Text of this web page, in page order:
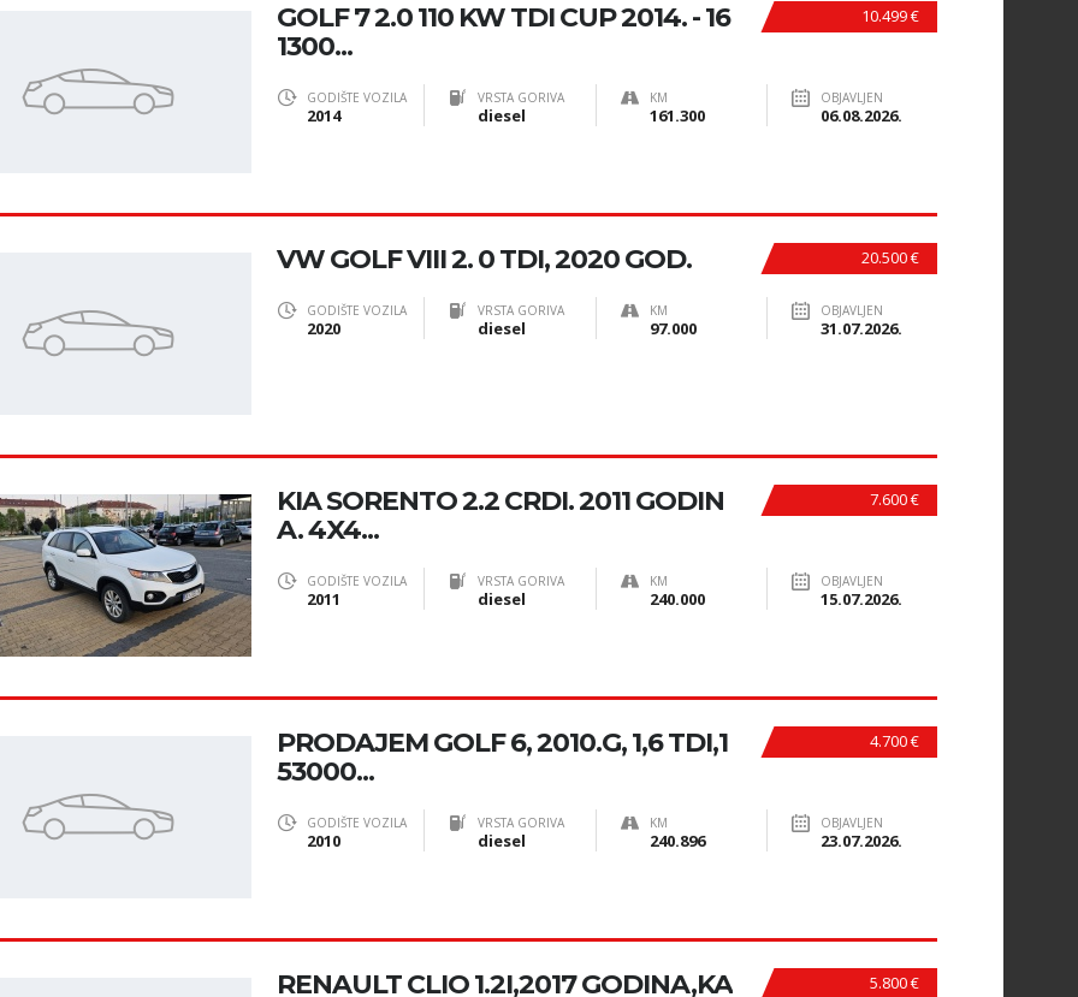
10.499 €
GOLF 7 2.0 110 KW TDI CUP 2014. - 16
1300...
GODIŠTE VOZILA
2014
VRSTA GORIVA
diesel
KM
161.300
OBJAVLJEN
06.08.2026.
20.500 €
VW GOLF VIII 2. 0 TDI, 2020 GOD.
GODIŠTE VOZILA
2020
VRSTA GORIVA
diesel
KM
97.000
OBJAVLJEN
31.07.2026.
7.600 €
KIA SORENTO 2.2 CRDI. 2011 GODIN
A. 4X4...
GODIŠTE VOZILA
2011
VRSTA GORIVA
diesel
KM
240.000
OBJAVLJEN
15.07.2026.
4.700 €
PRODAJEM GOLF 6, 2010.G, 1,6 TDI,1
53000...
GODIŠTE VOZILA
2010
VRSTA GORIVA
diesel
KM
240.896
OBJAVLJEN
23.07.2026.
5.800 €
RENAULT CLIO 1.2I,2017 GODINA,KA